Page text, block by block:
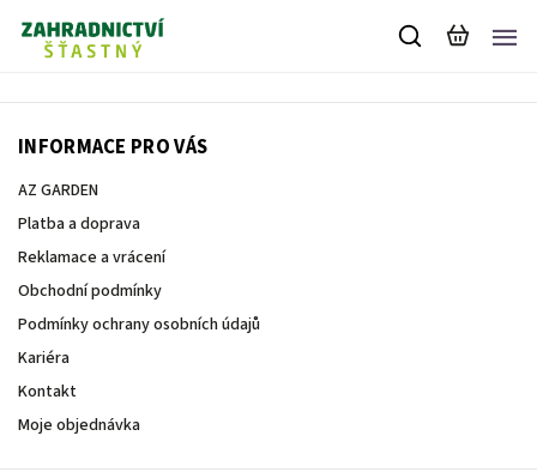
INFORMACE PRO VÁS
AZ GARDEN
Platba a doprava
Reklamace a vrácení
Obchodní podmínky
Podmínky ochrany osobních údajů
Kariéra
Kontakt
Moje objednávka